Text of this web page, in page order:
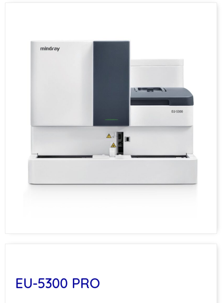
EU-5300 PRO